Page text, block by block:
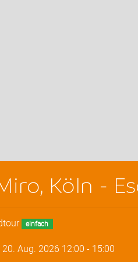
Köln -
einfach
20. Aug. 2026 12:00 - 15:00